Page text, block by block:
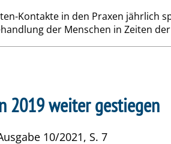
Kontakte in den Praxen jährlich
der Menschen in Zeiten
2019 weiter gestiegen
10/2021, S. 7